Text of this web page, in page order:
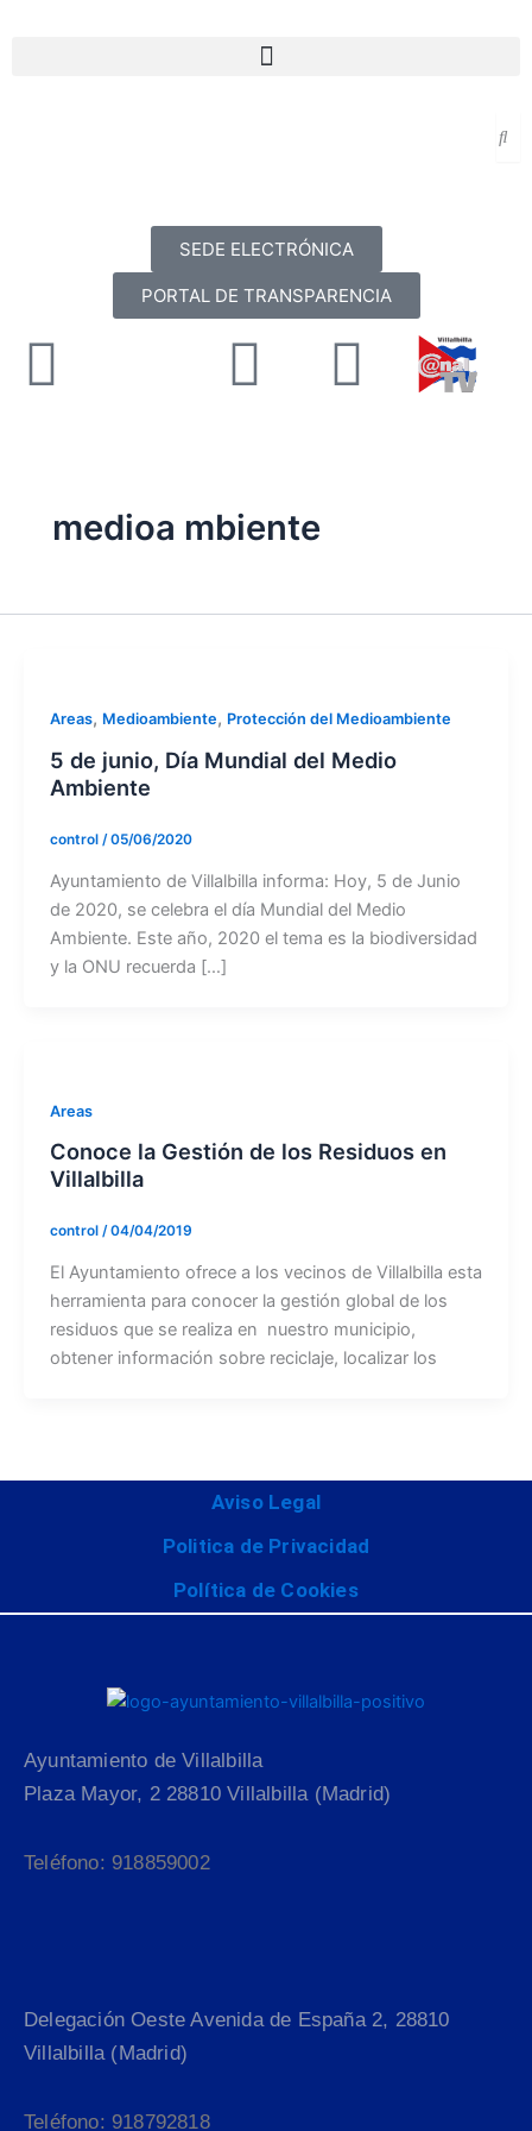
Menu
SEDE ELECTRÓNICA
PORTAL DE TRANSPARENCIA
FacebookYoutube
medioa mbiente
Areas, Medioambiente, Protección del Medioambiente
5 de junio, Día Mundial del Medio
Ambiente
control /05/06/2020
Ayuntamiento de Villalbilla informa: Hoy, 5 de Junio
de 2020, se celebra el día Mundial del Medio
Ambiente. Este año, 2020 el tema es la biodiversidad
y la ONU recuerda […]
Areas
Conoce la Gestión de los Residuos en
Villalbilla
control /04/04/2019
El Ayuntamiento ofrece a los vecinos de Villalbilla esta
herramienta para conocer la gestión global de los
residuos que se realiza en nuestro municipio,
obtener información sobre reciclaje, localizar los
Aviso Legal
Politica de Privacidad
Política de Cookies
Ayuntamiento de Villalbilla
Plaza Mayor, 2 28810 Villalbilla (Madrid)
Teléfono: 918859002
Delegación Oeste Avenida de España 2, 28810
Villalbilla (Madrid)
Teléfono: 918792818